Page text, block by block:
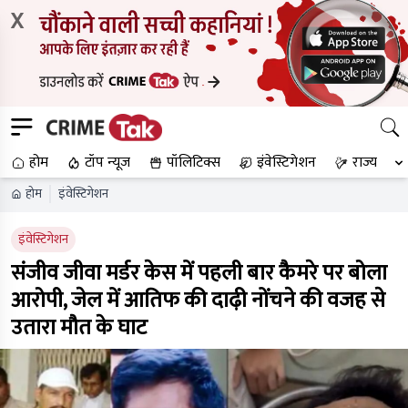
X
होम टॉप न्यूज पॉलिटिक्स इंवेस्टिगेशन राज्य
होम इंवेस्टिगेशन
इंवेस्टिगेशन
संजीव जीवा मर्डर केस में पहली बार कैमरे पर बोला
आरोपी, जेल में आतिफ की दाढ़ी नोंचने की वजह से
उतारा मौत के घाट